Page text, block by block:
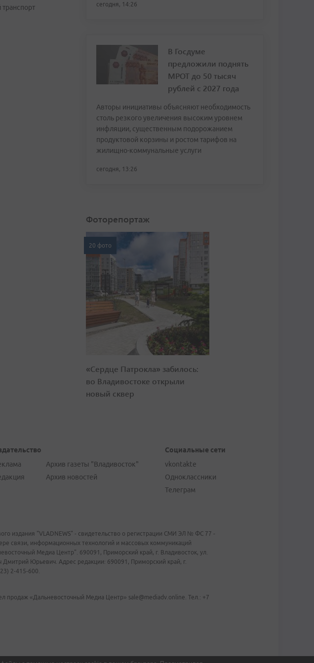
сегодня, 14:26
В Госдуме
предложили поднять
МРОТ до 50 тысяч
рублей с 2027 года
Авторы инициативы объясняют необходимость
столь резкого увеличения высоким уровнем
инфляции, существенным подорожанием
продуктовой корзины и ростом тарифов на
жилищно-коммунальные услуги
сегодня, 13:26
Фоторепортаж
20 фото
«Сердце Патрокла» забилось:
во Владивостоке открыли
новый сквер
Архив газеты "Владивосток"
Архив новостей
Социальные сети
vkontakte
Одноклассники
Телеграм
издания "VLADNEWS" - свидетельство о регистрации СМИ ЭЛ № ФС 77 -
связи, информационных технологий и массовых коммуникаций
Медиа Центр". 690091, Приморский край, г. Владивосток, ул.
Юрьевич. Адрес редакции: 690091, Приморский край, г.
2-415-600.
продаж «Дальневосточный Медиа Центр» sale@mediadv.online. Тел.: +7